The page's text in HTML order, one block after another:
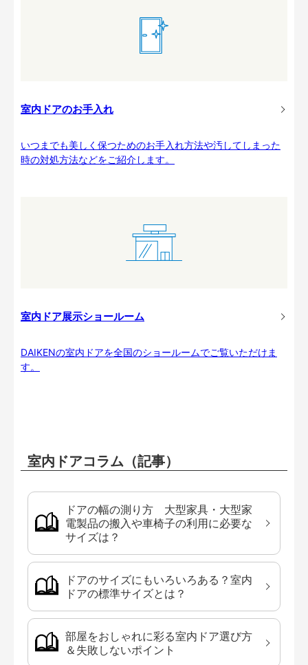
室内ドアのお手入れ
いつまでも美しく保つためのお手入れ方法や汚してしまった
時の対処方法などをご紹介します。
室内ドア展示ショールーム
DAIKENの室内ドアを全国のショールームでご覧いただけま
す。
室内ドアコラム（記事）
ドアの幅の測り方 大型家具・大型家
電製品の搬入や車椅子の利用に必要な
サイズは？
ドアのサイズにもいろいろある？室内
ドアの標準サイズとは？
部屋をおしゃれに彩る室内ドア選び方
＆失敗しないポイント